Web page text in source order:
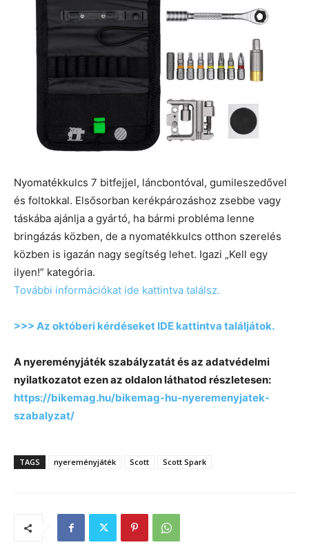
Nyomatékkulcs 7 bitfejjel, láncbontóval, gumileszedővel
és foltokkal. Elsősorban kerékpározáshoz zsebbe vagy
táskába ajánlja a gyártó, ha bármi probléma lenne
bringázás közben, de a nyomatékkulcs otthon szerelés
közben is igazán nagy segítség lehet. Igazi „Kell egy
ilyen!” kategória.
További információkat ide kattintva találsz.
>>> Az októberi kérdéseket IDE kattintva találjátok.
A nyereményjáték szabályzatát és az adatvédelmi
nyilatkozatot ezen az oldalon láthatod részletesen:
https://bikemag.hu/bikemag-hu-nyeremenyjatek-
szabalyzat/
TAGS nyereményjáték Scott Scott Spark